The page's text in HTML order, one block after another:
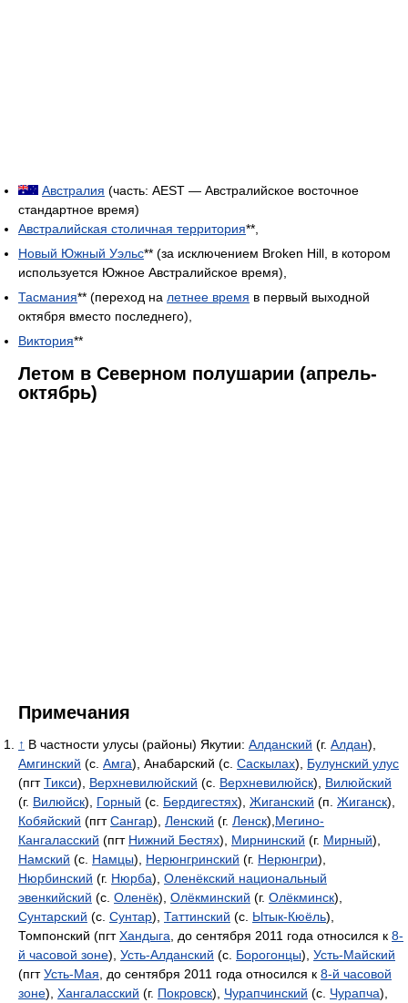
Австралия (часть: AEST — Австралийское восточное
стандартное время)
Австралийская столичная территория**,
Новый Южный Уэльс** (за исключением Broken Hill, в котором
используется Южное Австралийское время),
Тасмания** (переход на летнее время в первый выходной
октября вместо последнего),
Виктория**
Летом в Северном полушарии (апрель-
октябрь)
Примечания
↑ В частности улусы (районы) Якутии: Алданский (г. Алдан),
Амгинский (с. Амга), Анабарский (с. Саскылах), Булунский улус
(пгтТикси), Верхневилюйский (с. Верхневилюйск), Вилюйский
(г. Вилюйск), Горный (с. Бердигестях), Жиганский (п. Жиганск),
Кобяйский (пгтСангар), Ленский (г. Ленск), Мегино-
Кангаласский (пгт Нижний Бестях), Мирнинский (г. Мирный),
Намский (с. Намцы), Нерюнгринский (г. Нерюнгри),
Нюрбинский (г. Нюрба), Оленёкский национальный
эвенкийский (с. Оленёк), Олёкминский (г. Олёкминск),
Сунтарский (с. Сунтар), Таттинский (с. Ытык-Кюёль),
Томпонский (пгтХандыга , до сентября 2011 года относился к 8-
й часовой зоне), Усть-Алданский (с. Борогонцы), Усть-Майский
(пгтУсть-Мая , до сентября 2011 года относился к 8-й часовой
зоне), Хангаласский (г. Покровск), Чурапчинский (с. Чурапча),